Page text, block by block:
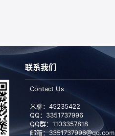
联系我们
Contact Us
米聊：45235422
QQ： 3351737996
QQ群：1103357818
邮箱：3351737996@qq.com